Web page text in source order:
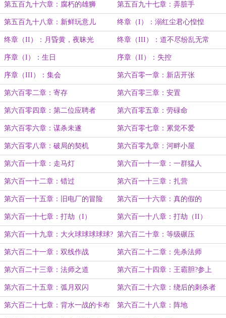
第五百九十六章：腐朽的雄狮 第五百九十七章：弄脏手
第五百九十八章：新鲜玩意儿 终章（I）：溺红尘君心惶惶
终章（II）：月昏黄，夜昧光 终章（III）：道不尽纷乱无常
序章（I）：生日 序章（II）：失控
序章（III）：集会 第六百零一章：新店开张
第六百零二章：寄存 第六百零三章：安置
第六百零四章：第二位应聘者 第六百零五章：劳碌命
第六百零六章：谋杀未遂 第六百零七章：累觉不爱
第六百零八章：破局的契机 第六百零九章：河畔小屋
第六百一十章：走马灯 第六百一十一章：一群猛人
第六百一十二章：错过 第六百一十三章：扎营
第六百一十五章：旧电厂的冒险 第六百一十六章：真的假的
第六百一十七章：打劫（I） 第六百一十八章：打劫（II）
第六百一十九章：大火球球球球球?
改
第六百二十章：等级碾压
第六百二十一章：双线作战 第六百二十二章：先杀法师
第六百二十三章：法师之道 第六百二十四章：王霸胆?参上
第六百二十五章：弧月双闪 第六百二十六章：绕后的刺杀者
第六百二十七章：背水一战的卡布 第六百二十八章：阵地